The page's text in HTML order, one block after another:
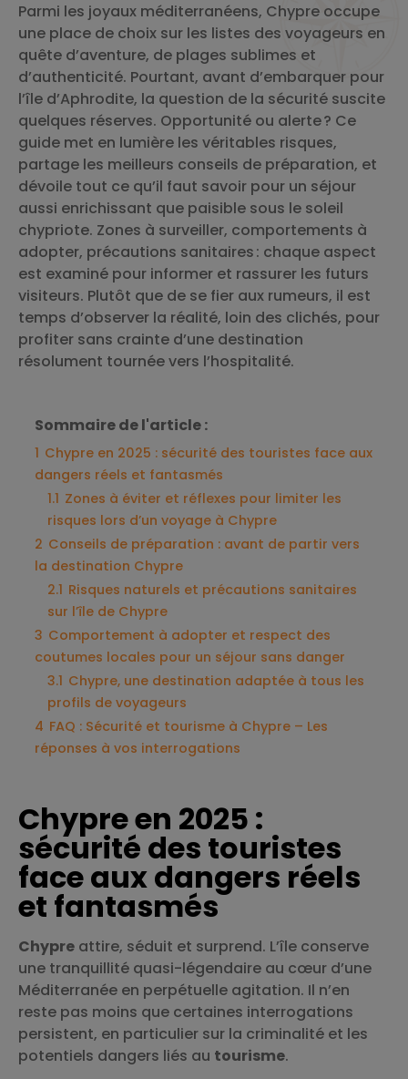
Parmi les joyaux méditerranéens, Chypre occupe
une place de choix sur les listes des voyageurs en
quête d’aventure, de plages sublimes et
d’authenticité. Pourtant, avant d’embarquer pour
l’île d’Aphrodite, la question de la sécurité suscite
quelques réserves. Opportunité ou alerte ? Ce
guide met en lumière les véritables risques,
partage les meilleurs conseils de préparation, et
dévoile tout ce qu’il faut savoir pour un séjour
aussi enrichissant que paisible sous le soleil
chypriote. Zones à surveiller, comportements à
adopter, précautions sanitaires : chaque aspect
est examiné pour informer et rassurer les futurs
visiteurs. Plutôt que de se fier aux rumeurs, il est
temps d’observer la réalité, loin des clichés, pour
profiter sans crainte d’une destination
résolument tournée vers l’hospitalité.
Sommaire de l'article :
1 Chypre en 2025 : sécurité des touristes face aux
dangers réels et fantasmés
1.1 Zones à éviter et réflexes pour limiter les
risques lors d’un voyage à Chypre
2 Conseils de préparation : avant de partir vers
la destination Chypre
2.1 Risques naturels et précautions sanitaires
sur l’île de Chypre
3 Comportement à adopter et respect des
coutumes locales pour un séjour sans danger
3.1 Chypre, une destination adaptée à tous les
profils de voyageurs
4 FAQ : Sécurité et tourisme à Chypre – Les
réponses à vos interrogations
Chypre en 2025 :
sécurité des touristes
face aux dangers réels
et fantasmés
Chypre attire, séduit et surprend. L’île conserve
une tranquillité quasi-légendaire au cœur d’une
Méditerranée en perpétuelle agitation. Il n’en
reste pas moins que certaines interrogations
persistent, en particulier sur la criminalité et les
potentiels dangers liés au tourisme.